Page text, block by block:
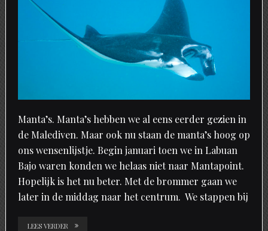
Manta’s. Manta’s hebben we al eens eerder gezien in
de Malediven. Maar ook nu staan de manta’s hoog op
ons wensenlijstje. Begin januari toen we in Labuan
Bajo waren konden we helaas niet naar Mantapoint.
Hopelijk is het nu beter. Met de brommer gaan we
later in de middag naar het centrum. We stappen bij
LEES VERDER